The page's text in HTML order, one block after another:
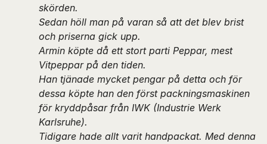
skörden.
Sedan höll man på varan så att det blev brist
och priserna gick upp.
Armin köpte då ett stort parti Peppar, mest
Vitpeppar på den tiden.
Han tjänade mycket pengar på detta och för
dessa köpte han den först packningsmaskinen
för kryddpåsar från IWK (Industrie Werk
Karlsruhe).
Tidigare hade allt varit handpackat. Med denna